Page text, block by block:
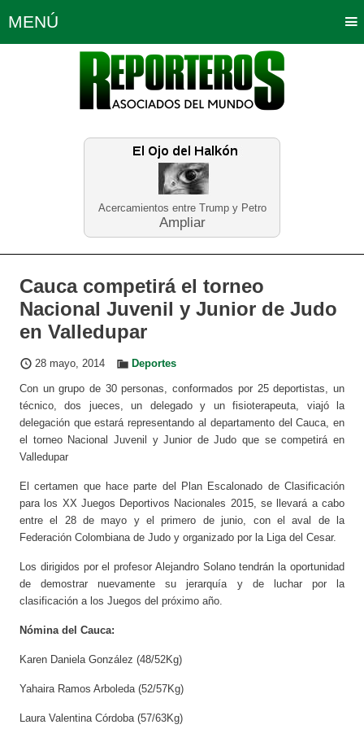
Acercamientos entre Trump y Petro
Ampliar
MENÚ
Política Opinión Bogotá
Planeta Tierra Deportes
Educación Neira
Cauca competirá el torneo
Nacional Juvenil y Junior de Judo
en Valledupar
28 mayo, 2014 Deportes
Con un grupo de 30 personas, conformados por 25 deportistas, un
técnico, dos jueces, un delegado y un fisioterapeuta, viajó la
delegación que estará representando al departamento del Cauca, en
el torneo Nacional Juvenil y Junior de Judo que se competirá en
Valledupar
El certamen que hace parte del Plan Escalonado de Clasificación
para los XX Juegos Deportivos Nacionales 2015, se llevará a cabo
entre el 28 de mayo y el primero de junio, con el aval de la
Federación Colombiana de Judo y organizado por la Liga del Cesar.
Los dirigidos por el profesor Alejandro Solano tendrán la oportunidad
de demostrar nuevamente su jerarquía y de luchar por la
clasificación a los Juegos del próximo año.
Nómina del Cauca:
Karen Daniela González (48/52Kg)
Yahaira Ramos Arboleda (52/57Kg)
Laura Valentina Córdoba (57/63Kg)